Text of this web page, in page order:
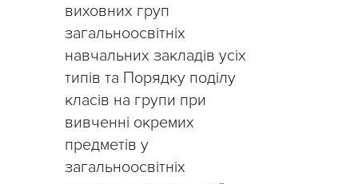
виховних груп
загальноосвітніх
навчальних закладів усіх
типів та Порядку поділу
класів на групи при
вивченні окремих
предметів у
загальноосвітніх